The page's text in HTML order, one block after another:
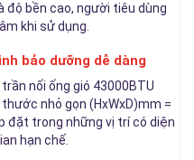
độ bền cao, người tiêu dùng
khi sử dụng.
bảo dưỡng dễ dàng
nối ống gió 43000BTU
nhỏ gọn (HxWxD)mm =
đặt trong những vị trí có diện
hạn chế.